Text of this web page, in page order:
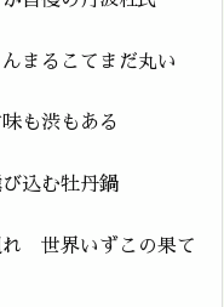
まるこてまだ丸い
も渋もある
込む牡丹鍋
世界いずこの果て